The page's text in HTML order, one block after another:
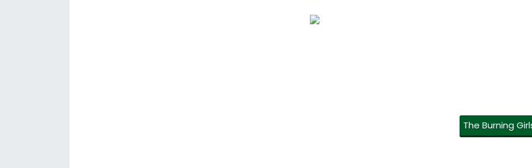
The Burning